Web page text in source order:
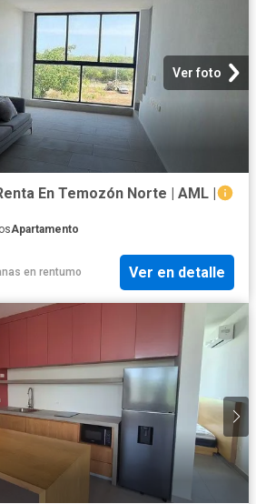
Ver foto
En Temozón Norte | AML |
Apartamento
en rentumo Ver en detalle